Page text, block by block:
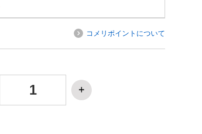
コメリポイントについて